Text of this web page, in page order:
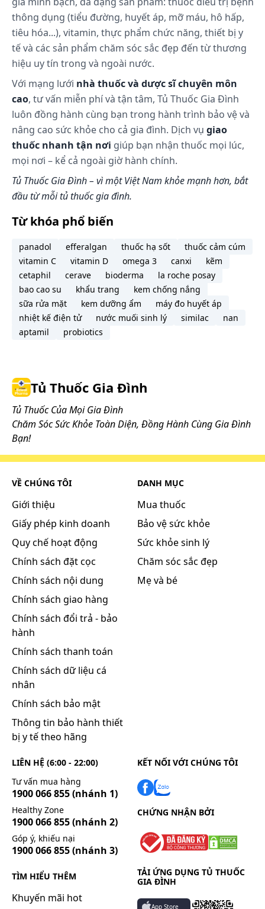
thông dụng (tiểu đường, huyết áp, mỡ máu, hô hấp,
tiêu hóa...), vitamin, thực phẩm chức năng, thiết bị y
tế và các sản phẩm chăm sóc sắc đẹp đến từ thương
hiệu uy tín trong và ngoài nước.
Với mạng lưới nhà thuốc và dược sĩ chuyên môn
cao, tư vấn miễn phí và tận tâm, Tủ Thuốc Gia Đình
luôn đồng hành cùng bạn trong hành trình bảo vệ và
nâng cao sức khỏe cho cả gia đình. Dịch vụ giao
thuốc nhanh tận nơi giúp bạn nhận thuốc mọi lúc,
mọi nơi – kể cả ngoài giờ hành chính.
Tủ Thuốc Gia Đình – vì một Việt Nam khỏe mạnh hơn, bắt
đầu từ mỗi tủ thuốc gia đình.
Từ khóa phổ biến
panadol efferalgan thuốc hạ sốt
thuốc cảm cúm
vitamin C
vitamin D omega 3 canxi
kẽm
cetaphil
cerave bioderma
la roche posay
bao cao su
khẩu trang
kem chống nắng
sữa rửa mặt
kem dưỡng ẩm
máy đo huyết áp
nhiệt kế điện tử
nước muối sinh lý similac
nan
aptamil
probiotics
Tủ Thuốc Gia Đình
Tủ Thuốc Của Mọi Gia Đình
Chăm Sóc Sức Khỏe Toàn Diện, Đồng Hành Cùng Gia Đình
Bạn!
VỀ CHÚNG TÔI
Giới thiệu
Giấy phép kinh doanh
Quy chế hoạt động
Chính sách đặt cọc
Chính sách nội dung
Chính sách giao hàng
Chính sách đổi trả - bảo
hành
Chính sách thanh toán
Chính sách dữ liệu cá
nhân
Chính sách bảo mật
Thông tin bảo hành thiết
bị y tế theo hãng
DANH MỤC
Mua thuốc
Bảo vệ sức khỏe
Sức khỏe sinh lý
Chăm sóc sắc đẹp
Mẹ và bé
LIÊN HỆ (6:00 - 22:00)
Tư vấn mua hàng
1900 066 855(nhánh 1)
Healthy Zone
1900 066 855(nhánh 2)
Góp ý, khiếu nại
1900 066 855(nhánh 3)
TÌM HIỂU THÊM
Khuyến mãi hot
KẾT NỐI VỚI CHÚNG TÔI
CHỨNG NHẬN BỞI
TẢI ỨNG DỤNG TỦ THUỐC
GIA ĐÌNH
App Store